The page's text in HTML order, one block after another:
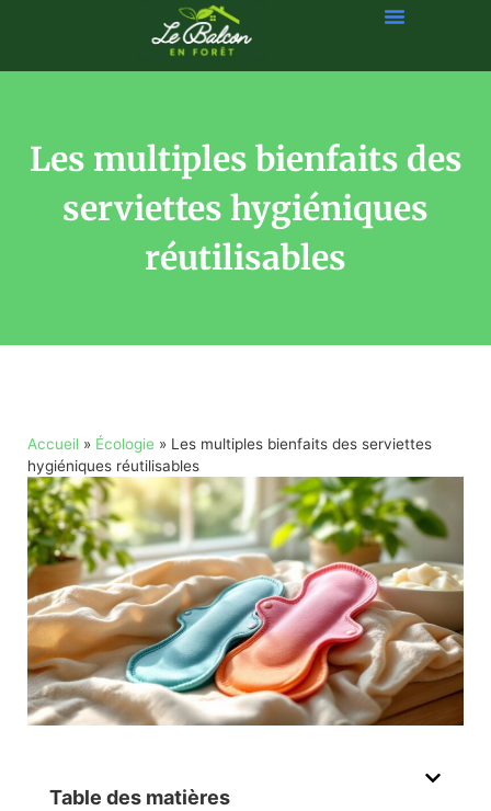
Les multiples bienfaits des
serviettes hygiéniques
réutilisables
Accueil » Écologie » Les multiples bienfaits des serviettes
hygiéniques réutilisables
Table des matières